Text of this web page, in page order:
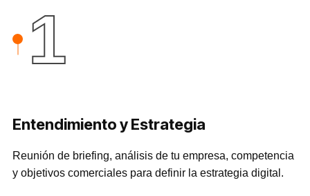
1
Entendimiento y Estrategia
Reunión de briefing, análisis de tu empresa, competencia
y objetivos comerciales para definir la estrategia digital.